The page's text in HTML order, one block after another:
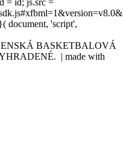
document, 'script',
BASKETBALOVÁ
| made with